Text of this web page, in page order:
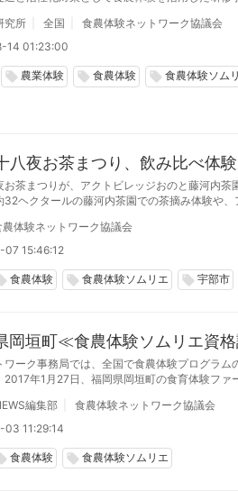
究所
全国
食農体験ネットワーク協議会
14 01:23:00
local_offer 農業体験 local_offer 食農体験 local_offer 食農体験ソム
八夜お茶まつり、飲み比べ体
お茶まつりが、アクトビレッジおのと藤河内
32ヘクタールの藤河内茶園での茶摘み体験や
集めた。
農体験ネットワーク協議会
07 15:46:12
食農体験 local_offer 食農体験ソムリエ local_offer 宇部市
岡垣町≪食農体験ソムリエ資
ワーク事務局では、全国で食農体験プログラム
2017年1月27日、福岡県岡垣町の食育体験ファ
編集部
食農体験ネットワーク協議会
11:29:14
食農体験 local_offer 食農体験ソムリエ